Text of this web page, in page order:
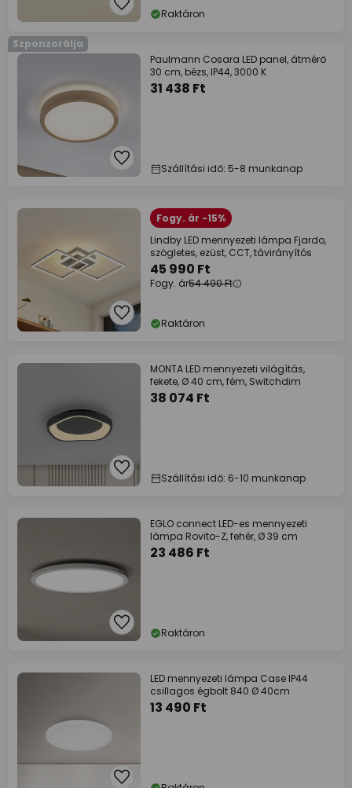
Raktáron
Szponzorálja
Paulmann Cosara LED panel, átmérő
30 cm, bézs, IP44, 3000 K
31 438 Ft
Szállítási idő: 5-8 munkanap
Fogy. ár -15%
Lindby LED mennyezeti lámpa Fjardo,
szögletes, ezüst, CCT, távirányítós
45 990 Ft
Fogy. ár54 490 Ft
Raktáron
MONTA LED mennyezeti világítás,
fekete, Ø 40 cm, fém, Switchdim
38 074 Ft
Szállítási idő: 6-10 munkanap
EGLO connect LED-es mennyezeti
lámpa Rovito-Z, fehér, Ø 39 cm
23 486 Ft
Raktáron
LED mennyezeti lámpa Case IP44
csillagos égbolt 840 Ø 40cm
13 490 Ft